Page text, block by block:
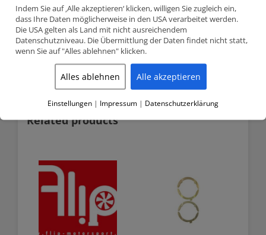
HAUPTLAGER
Teilenummer 5M1644H-0.25
ACL Race Series Hauptlager Kit
VAG Gruppe (Audi / VW / Seat / Skoda) 4 Zylinder Motoren – 1.6
1.8 2.0 16-20V (KR, PL, AEB usw.)
Related products
Indem Sie auf ‚Alle akzeptieren‘ klicken, willigen Sie zugleich ein,
dass Ihre Daten möglicherweise in den USA verarbeitet werden.
Die USA gelten als Land mit nicht ausreichendem
Datenschutzniveau. Die Übermittlung der Daten findet nicht statt,
wenn Sie auf "Alles ablehnen" klicken.
Alles ablehnen Alle akzeptieren
Einstellungen | Impressum | Datenschutzerklärung